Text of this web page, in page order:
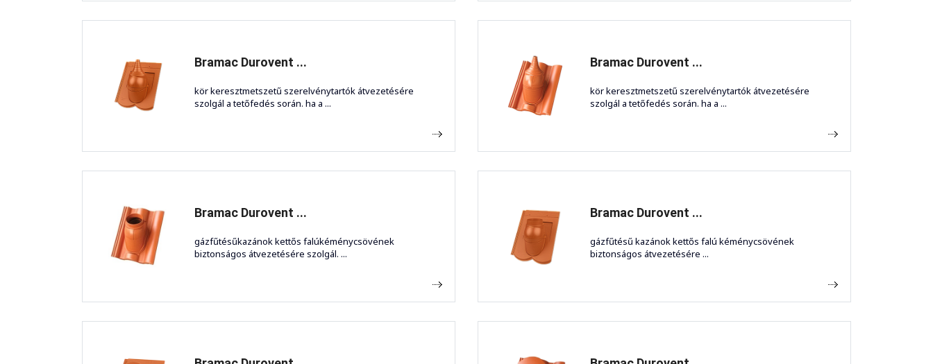
Bramac Durovent ...
kör keresztmetszetű szerelvénytartók átvezetésére
szolgál a tetőfedés során. ha a ...
Bramac Durovent ...
kör keresztmetszetű szerelvénytartók átvezetésére
szolgál a tetőfedés során. ha a ...
Bramac Durovent ...
gázfűtésűkazánok kettős falúkéménycsövének
biztonságos átvezetésére szolgál. ...
Bramac Durovent ...
gázfűtésű kazánok kettős falú kéménycsövének
biztonságos átvezetésére ...